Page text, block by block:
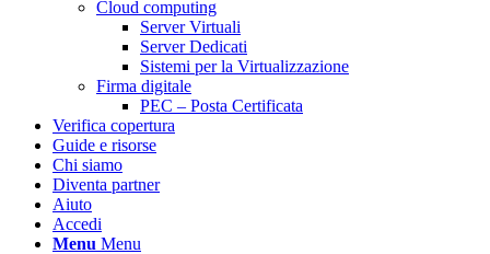
Cloud computing
Server Virtuali
Server Dedicati
Sistemi per la Virtualizzazione
Firma digitale
PEC – Posta Certificata
Verifica copertura
Guide e risorse
Chi siamo
Diventa partner
Aiuto
Accedi
Menu Menu